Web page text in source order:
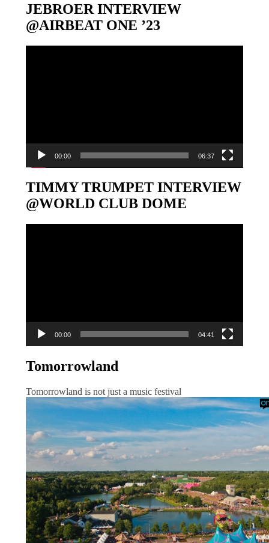
JEBROER INTERVIEW
@AIRBEAT ONE ’23
00:00 06:37
TIMMY TRUMPET INTERVIEW
@WORLD CLUB DOME
00:00 04:41
Tomorrowland
Tomorrowland is not just a music festival